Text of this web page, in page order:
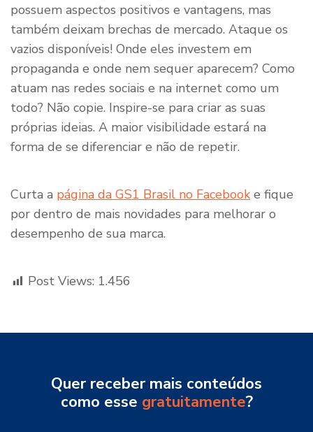
possuem aspectos positivos e vantagens, mas
também deixam brechas de mercado. Ataque os
vazios disponíveis! Onde eles investem em
propaganda e onde nem sequer aparecem? Como
atuam nas redes sociais e na internet como um
todo? Não copie. Inspire-se para criar as suas
próprias ideias. A maior visibilidade estará na
forma de se diferenciar e não de repetir.
Curta a página da GS1 Brasil no Facebook e fique
por dentro de mais novidades para melhorar o
desempenho de sua marca.
Post Views: 1.456
Quer receber mais conteúdos
como esse gratuitamente?